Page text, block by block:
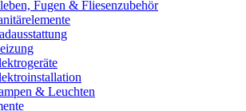
Fugen & Fliesenzubehör
& Leuchten